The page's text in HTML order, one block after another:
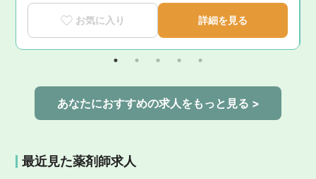
お気に入り 詳細を見る
あなたにおすすめの求人をもっと見る >
最近見た薬剤師求人